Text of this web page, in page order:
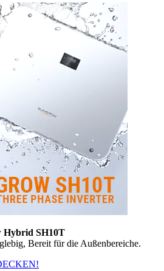
Hybrid SH10T
Bereit für die Außenbereiche.